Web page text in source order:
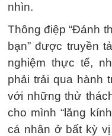
nhìn.
Thông điệp “Đánh
bạn” được truyền
nghiệm thực tế,
phải trải qua hành
với những thử
cho mình “lăng
cá nhân ở bất kỳ